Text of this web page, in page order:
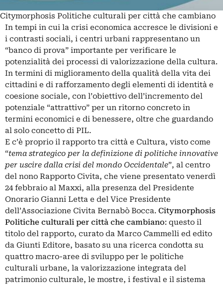
Citymorphosis Politiche culturali per città che cambiano
In tempi in cui la crisi economica accresce le divisioni e
i contrasti sociali, i centri urbani rappresentano un
“banco di prova” importante per verificare le
potenzialità dei processi di valorizzazione della cultura.
In termini di miglioramento della qualità della vita dei
cittadini e di rafforzamento degli elementi di identità e
coesione sociale, con l’obiettivo dell’incremento del
potenziale “attrattivo” per un ritorno concreto in
termini economici e di benessere, oltre che guardando
al solo concetto di PIL.
E c’è proprio il rapporto tra città e Cultura, visto come
“tema strategico per la definizione di politiche innovative
per uscire dalla crisi del mondo Occidentale”, al centro
del nono Rapporto Civita, che viene presentato venerdì
24 febbraio al Maxxi, alla presenza del Presidente
Onorario Gianni Letta e del Vice Presidente
dell’Associazione Civita Bernabò Bocca. Citymorphosis
Politiche culturali per città che cambiano: questo il
titolo del rapporto, curato da Marco Cammelli ed edito
da Giunti Editore, basato su una ricerca condotta su
quattro macro-aree di sviluppo per le politiche
culturali urbane, la valorizzazione integrata del
patrimonio culturale, le mostre, i festival e il sistema